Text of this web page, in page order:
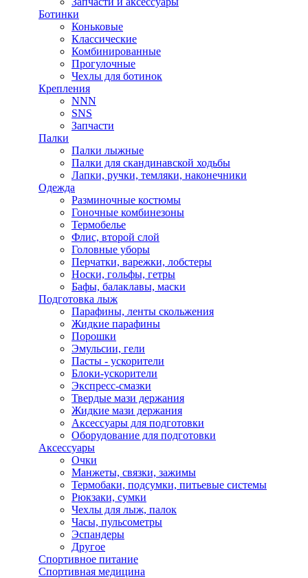
Ботинки
Коньковые
Классические
Комбинированные
Прогулочные
Чехлы для ботинок
Крепления
NNN
SNS
Запчасти
Палки
Палки лыжные
Палки для скандинавской ходьбы
Лапки, ручки, темляки, наконечники
Одежда
Разминочные костюмы
Гоночные комбинезоны
Термобелье
Флис, второй слой
Головные уборы
Перчатки, варежки, лобстеры
Носки, гольфы, гетры
Бафы, балаклавы, маски
Подготовка лыж
Парафины, ленты скольжения
Жидкие парафины
Порошки
Эмульсии, гели
Пасты - ускорители
Блоки-ускорители
Экспресс-смазки
Твердые мази держания
Жидкие мази держания
Аксессуары для подготовки
Оборудование для подготовки
Аксессуары
Очки
Манжеты, связки, зажимы
Термобаки, подсумки, питьевые системы
Рюкзаки, сумки
Чехлы для лыж, палок
Часы, пульсометры
Эспандеры
Другое
Спортивное питание
Спортивная медицина